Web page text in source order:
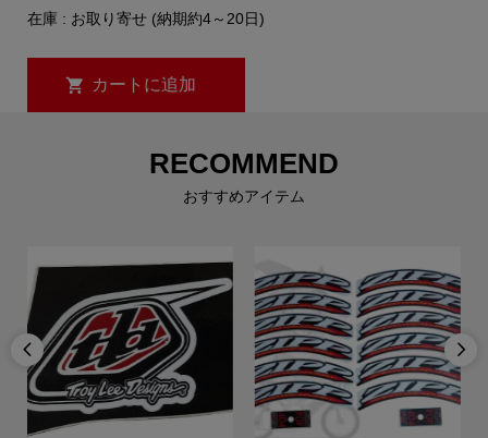
在庫 : お取り寄せ (納期約4～20日)
RECOMMEND
おすすめアイテム
 